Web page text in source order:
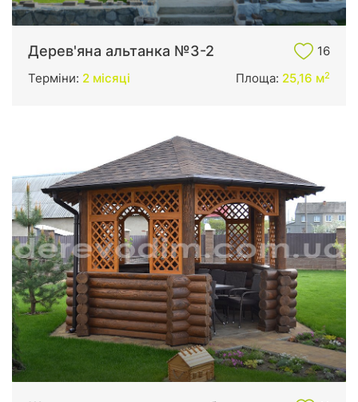
Дерев'яна альтанка №3-2
16
Терміни: 2 місяці Площа: 25,16 м2